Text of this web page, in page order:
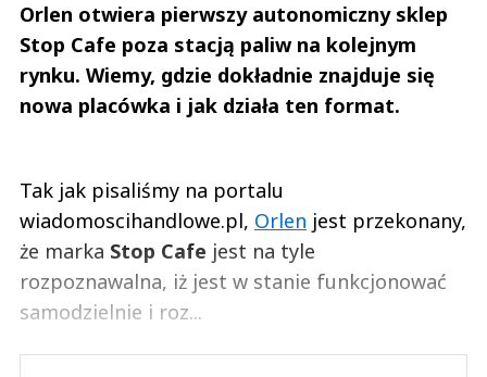
Orlen otwiera pierwszy autonomiczny sklep
Stop Cafe poza stacją paliw na kolejnym
rynku. Wiemy, gdzie dokładnie znajduje się
nowa placówka i jak działa ten format.
Tak jak pisaliśmy na portalu
wiadomoscihandlowe.pl, Orlen jest przekonany,
że marka Stop Cafe jest na tyle
rozpoznawalna, iż jest w stanie funkcjonować
samodzielnie i roz...